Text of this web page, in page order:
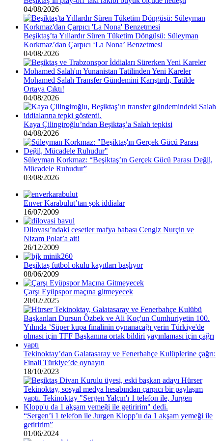
04/08/2026
Beşiktaş’ta Yıllardır Süren Tüketim Döngüsü: Süleyman
Korkmaz’dan Çarpıcı ‘La Nona’ Benzetmesi
04/08/2026
Mohamed Salah Transfer Gündemini Karıştırdı, Tatilde
Ortaya Çıktı!
04/08/2026
Kaya Çilingiroğlu’ndan Beşiktaş’a Salah tepkisi
04/08/2026
Süleyman Korkmaz: “Beşiktaş’ın Gerçek Gücü Parası Değil,
Mücadele Ruhudur”
03/08/2026
Enver Karabulut’tan şok iddialar
16/07/2009
Dilovası’ndaki cesetler mafya babası Cengiz Nurçin ve
Nizam Polat’a ait!
26/12/2009
Beşiktaş futbol okulu kayıtları başlıyor
08/06/2009
Çarşı Eyüpspor maçına gitmeyecek
20/02/2025
Tekinoktay’dan Galatasaray ve Fenerbahçe Kulüplerine çağrı:
Finali Türkiye’de oynayın
18/10/2023
“Sergen’i 1 telefon ile Jurgen Klopp’u da 1 akşam yemeği ile
getiririm”
01/06/2024